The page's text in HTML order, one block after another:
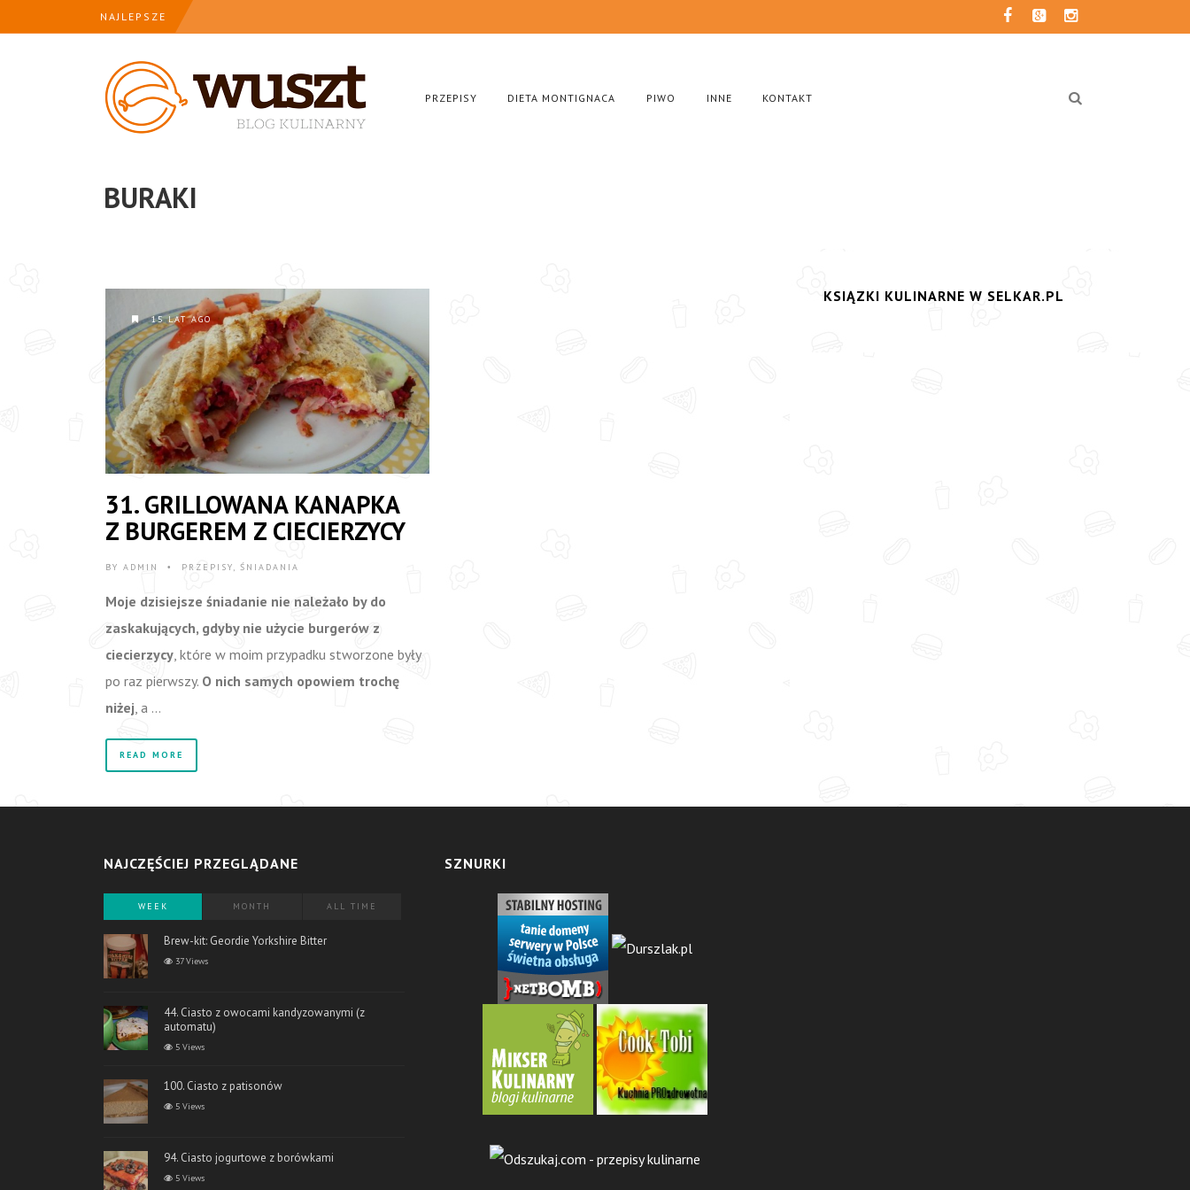
NAJLEPSZE
PRZEPISY DIETA MONTIGNACA PIWO INNE KONTAKT
BURAKI
15 LAT AGO
31. GRILLOWANA KANAPKA
Z BURGEREM Z CIECIERZYCY
BY ADMIN • PRZEPISY, ŚNIADANIA
Moje dzisiejsze śniadanie nie należało by do
zaskakujących, gdyby nie użycie burgerów z
ciecierzycy , które w moim przypadku stworzone były
po raz pierwszy. O nich samych opowiem trochę
niżej , a …
READ MORE
KSIĄZKI KULINARNE W SELKAR.PL
NAJCZĘŚCIEJ PRZEGLĄDANE
WEEK MONTH ALL TIME
Brew-kit: Geordie Yorkshire Bitter
37 Views
44. Ciasto z owocami kandyzowanymi (z
automatu)
5 Views
100. Ciasto z patisonów
5 Views
94. Ciasto jogurtowe z borówkami
5 Views
SZNURKI